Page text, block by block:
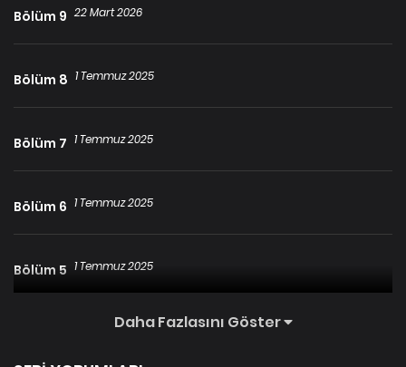
Bölüm 9 22 Mart 2026
Bölüm 8 1 Temmuz 2025
Bölüm 7 1 Temmuz 2025
Bölüm 6 1 Temmuz 2025
Bölüm 5 1 Temmuz 2025
1 Temmuz 2025
Daha Fazlasını Göster